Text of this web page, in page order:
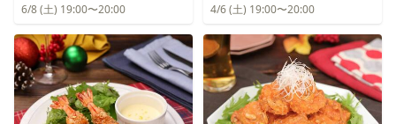
6/8 (土) 19:00〜20:00 4/6 (土) 19:00〜20:00